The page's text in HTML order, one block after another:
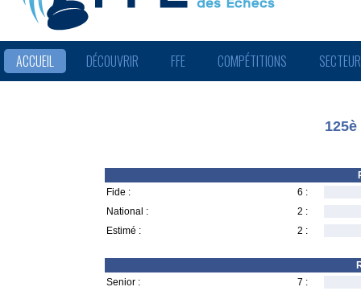
ACCUEIL DÉCOUVRIR FFE COMPÉTITIONS
Fide :
6 :
National :
2 :
Estimé :
2 :
Senior :
7 :